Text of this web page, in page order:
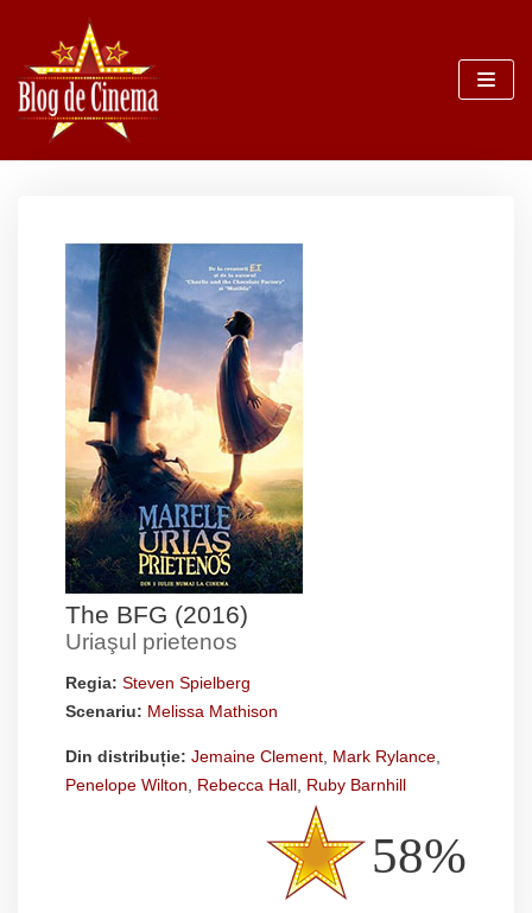
Sari
la
conținut
The BFG (2016)
Uriaşul prietenos
Regia: Steven Spielberg
Scenariu: Melissa Mathison
Din distribuție: Jemaine Clement Mark Rylance
Penelope Wilton
Rebecca Hall Ruby Barnhill
58%